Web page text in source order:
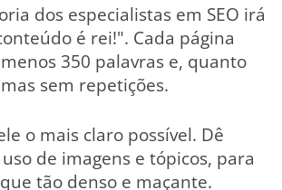
dos especialistas em SEO irá
é rei!". Cada página
350 palavras e, quanto
sem repetições.
o mais claro possível. Dê
de imagens e tópicos, para
tão denso e maçante.